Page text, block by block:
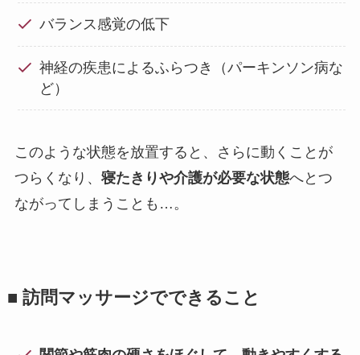
バランス感覚の低下
神経の疾患によるふらつき（パーキンソン病な
ど）
このような状態を放置すると、さらに動くことが
つらくなり、 寝たきりや介護が必要な状態へとつ
ながってしまうことも…。
■ 訪問マッサージでできること